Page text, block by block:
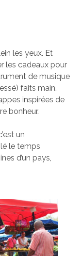
les yeux. Et
les cadeaux pour
de musique
faits main.
inspirées de
bonheur.
un
le temps
d’un pays,